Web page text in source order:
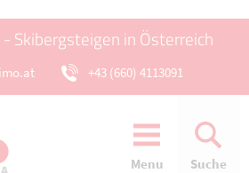
- Skibergsteigen in Österreich
+43 (660) 4113091
Menu Suche